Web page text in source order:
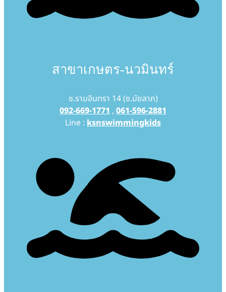
สาขาเกษตร-นวมินทร์
ซ.รามอินทรา 14 (ซ.มัยลาภ)
092-669-1771, 061-596-2881
Line : ksnswimmingkids